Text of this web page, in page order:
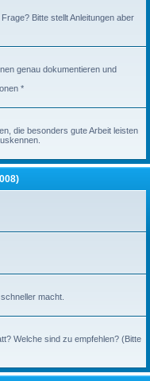
Bitte stellt Anleitungen aber
genau dokumentieren und
*
die besonders gute Arbeit leisten
macht.
Welche sind zu empfehlen? (Bitte